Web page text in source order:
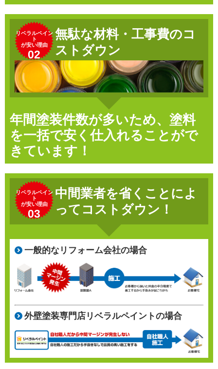
リベラルペイン
ト
が安い理由
02
無駄な材料・工事費のコ
ストダウン
年間塗装件数が多いため、塗料
を一括で安く仕入れることがで
きています！
リベラルペイン
ト
が安い理由
03
中間業者を省くことによ
ってコストダウン！
一般的なリフォーム会社の場合
外壁塗装専門店リベラルペイントの場合